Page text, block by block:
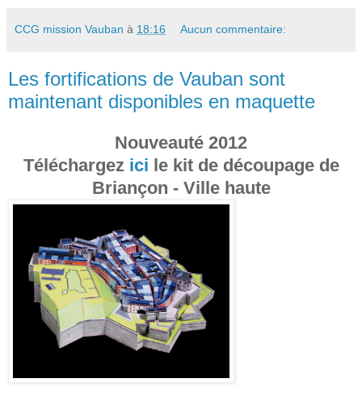
CCG mission Vauban à 18:16 Aucun commentaire:
Les fortifications de Vauban sont
maintenant disponibles en maquette
Nouveauté 2012
Téléchargez ici le kit de découpage de
Briançon - Ville haute